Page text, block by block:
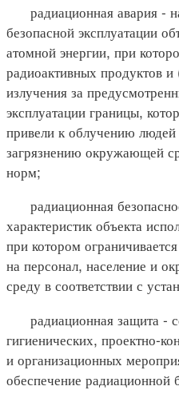
радиационная авария -
безопасной эксплуатации
атомной энергии, при
радиоактивных продуктов
излучения за
эксплуатации границы,
привели к облучению
загрязнению окружающей
норм;
радиационная
характеристик объекта
при котором
на персонал, население и
среду в соответствии с
радиационная защита -
гигиенических, проектно-
и организационных
обеспечение радиационной